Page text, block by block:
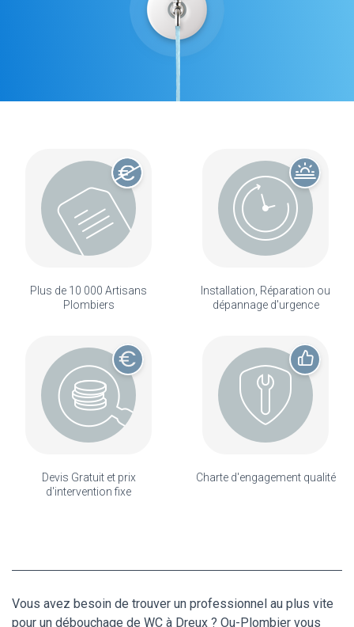
Plus de 10 000 Artisans
Plombiers
Installation, Réparation ou
dépannage d'urgence
Devis Gratuit et prix
d'intervention fixe
Charte d'engagement qualité
Vous avez besoin de trouver un professionnel au plus vite
pour un débouchage de WC à Dreux ? Ou-Plombier vous